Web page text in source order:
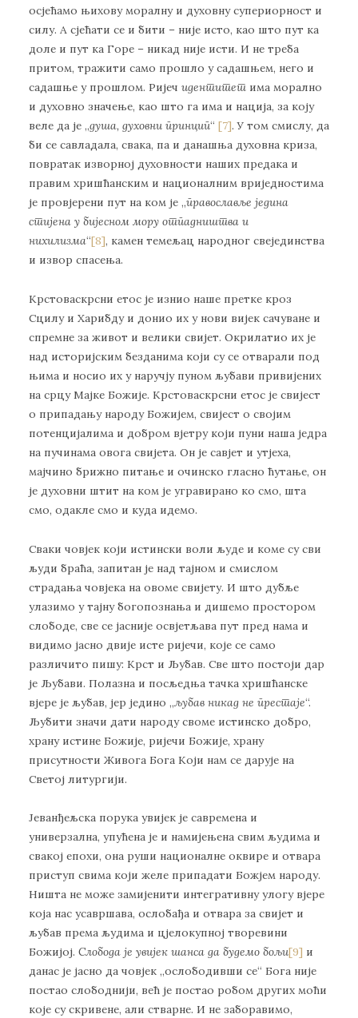
осјећамо њихову моралну и духовну супериорност и
силу. А сјећати се и бити – није исто, као што пут ка
доле и пут ка Горе – никад није исти. И не треба
притом, тражити само прошло у садашњем, него и
садашње у прошлом. Ријеч идентитет има морално
и духовно значење, као што га има и нација, за коју
веле да је „душа, духовни принцип“ [7]. У том смислу, да
би се савладала, свака, па и данашња духовна криза,
повратак изворноj духовности наших предака и
правим хришћанским и националним вриједностима
је провјерени пут на ком је „православље једина
стијена у бијесном мору отпадништва и
нихилизма“[8], камен темељац народног свејединства
и извор спасења.
Крстоваскрсни етос је изнио наше претке кроз
Сцилу и Харибду и донио их у нови вијек сачуване и
спремне за живот и велики свијет. Окрилатио их је
над историјским безданима који су се отварали под
њима и носио их у наручју пуном љубави привијених
на срцу Мајке Божије. Крстоваскрсни етос је свијест
о припадању народу Божијем, свијест о својим
потенцијалима и добром вјетру који пуни наша једра
на пучинама овога свијета. Он је савјет и утјеха,
мајчино брижно питање и очинско гласно ћутање, он
је духовни штит на ком је угравирано ко смо, шта
смо, одакле смо и куда идемо.
Сваки човјек који истински воли људе и коме су сви
људи браћа, запитан је над тајном и смислом
страдања човјека на овоме свијету. И што дубље
улазимо у тајну богопознања и дишемо простором
слободе, све се јасније освјетљава пут пред нама и
видимо јасно двије исте ријечи, које се само
различито пишу: Крст и Љубав. Све што постоји дар
је Љубави. Полазна и посљедња тачка хришћанске
вјере је љубав, јер једино „љубав никад не престаје“.
Љубити значи дати народу своме истинско добро,
храну истине Божије, ријечи Божије, храну
присутности Живога Бога Који нам се дарује на
Светој литургији.
Јеванђељска порука увијек је савремена и
универзална, упућена је и намијењена свим људима и
свакој епохи, она руши националне оквире и отвара
приступ свима који желе припадати Божјем народу.
Ништа не може замијенити интегративну улогу вјере
која нас усавршава, ослобађа и отвара за свијет и
љубав према људима и цјелокупној творевини
Божијој. Слобода је увијек шанса да будемо бољи[9] и
данас је јасно да човјек „ослободивши се“ Бога није
постао слободнији, већ је постао робом других моћи
које су скривене, али стварне. И не заборавимо,